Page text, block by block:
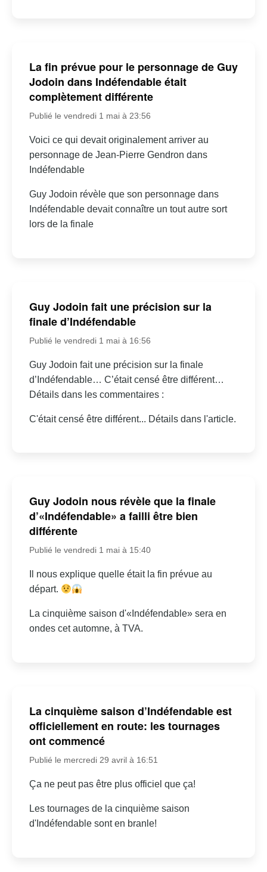
La fin prévue pour le personnage de Guy
Jodoin dans Indéfendable était
complètement différente
Publié le vendredi 1 mai à 23:56
Voici ce qui devait originalement arriver au
personnage de Jean-Pierre Gendron dans
Indéfendable
Guy Jodoin révèle que son personnage dans
Indéfendable devait connaître un tout autre sort
lors de la finale
Guy Jodoin fait une précision sur la
finale d’Indéfendable
Publié le vendredi 1 mai à 16:56
Guy Jodoin fait une précision sur la finale
d’Indéfendable… C’était censé être différent…
Détails dans les commentaires :
C'était censé être différent... Détails dans l'article.
Guy Jodoin nous révèle que la finale
d’«Indéfendable» a failli être bien
différente
Publié le vendredi 1 mai à 15:40
Il nous explique quelle était la fin prévue au
départ.
La cinquième saison d'«Indéfendable» sera en
ondes cet automne, à TVA.
La cinquième saison d’Indéfendable est
officiellement en route: les tournages
ont commencé
Publié le mercredi 29 avril à 16:51
Ça ne peut pas être plus officiel que ça!
Les tournages de la cinquième saison
d'Indéfendable sont en branle!